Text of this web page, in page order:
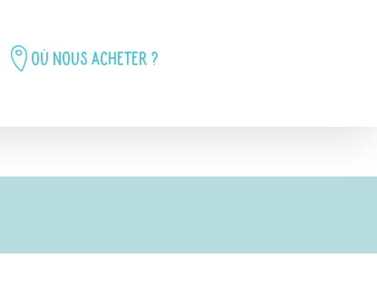
Où nous acheter ?